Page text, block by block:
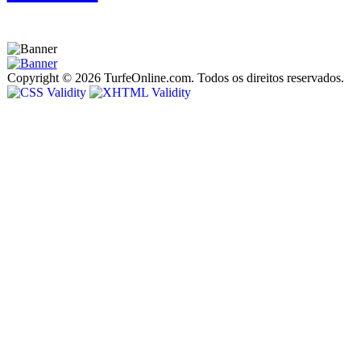
Copyright © 2026 TurfeOnline.com. Todos os direitos reservados.